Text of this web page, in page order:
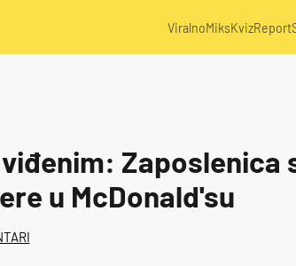
ViralnoMiksKvizReport
Zaposlenica
u McDonald'su